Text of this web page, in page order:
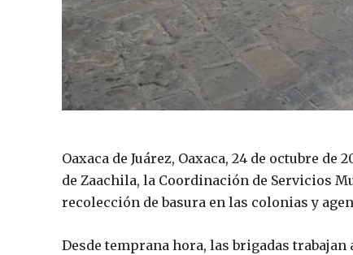
Oaxaca de Juárez, Oaxaca, 24 de octubre
de Zaachila, la Coordinación de Servicios
recolección de basura en las colonias y
Desde temprana hora, las brigadas